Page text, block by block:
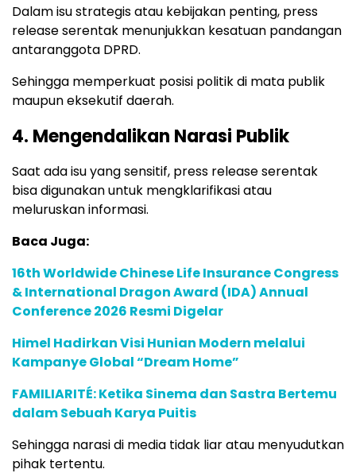
Dalam isu strategis atau kebijakan penting, press
release serentak menunjukkan kesatuan pandangan
antaranggota DPRD.
Sehingga memperkuat posisi politik di mata publik
maupun eksekutif daerah.
4. Mengendalikan Narasi Publik
Saat ada isu yang sensitif, press release serentak
bisa digunakan untuk mengklarifikasi atau
meluruskan informasi.
Baca Juga:
16th Worldwide Chinese Life Insurance Congress
& International Dragon Award (IDA) Annual
Conference 2026 Resmi Digelar
Himel Hadirkan Visi Hunian Modern melalui
Kampanye Global “Dream Home”
FAMILIARITÉ: Ketika Sinema dan Sastra Bertemu
dalam Sebuah Karya Puitis
Sehingga narasi di media tidak liar atau menyudutkan
pihak tertentu.